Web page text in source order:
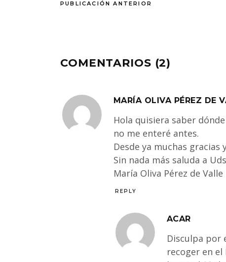
PUBLICACIÓN ANTERIOR
COMENTARIOS (2)
MARÍA OLIVA PÉREZ DE
Hola quisiera saber
no me enteré antes.
Desde ya muchas
Sin nada más saluda a
María Oliva Pérez de Valle
REPLY
ACAR
Disculpa por
recoger en el